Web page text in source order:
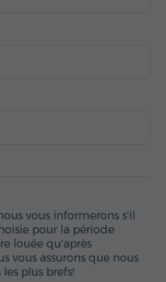
vous informerons s'il
pour la période
louée qu'après
vous assurons que nous
plus brefs!